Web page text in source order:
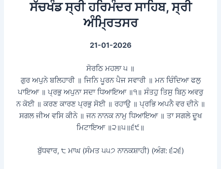
ਸੱਚਖੰਡ ਸ੍ਰੀ ਹਰਿਮੰਦਰ ਸਾਹਿਬ, ਸ੍ਰੀ
ਅੰਮ੍ਰਿਤਸਰ
21-01-2026
ਸੋਰਠਿ ਮਹਲਾ ੫ ॥
ਗੁਰ ਅਪੁਨੇ ਬਲਿਹਾਰੀ ॥ ਜਿਨਿ ਪੂਰਨ ਪੈਜ ਸਵਾਰੀ ॥ ਮਨ ਚਿੰਦਿਆ ਫਲੁ
ਪਾਇਆ ॥ ਪ੍ਰਭੁ ਅਪੁਨਾ ਸਦਾ ਧਿਆਇਆ ॥੧॥ ਸੰਤਹੁ ਤਿਸੁ ਬਿਨੁ ਅਵਰੁ
ਨ ਕੋਈ ॥ ਕਰਣ ਕਾਰਣ ਪ੍ਰਭੁ ਸੋਈ ॥ ਰਹਾਉ ॥ ਪ੍ਰਭਿ ਅਪਨੈ ਵਰ ਦੀਨੇ ॥
ਸਗਲ ਜੀਅ ਵਸਿ ਕੀਨੇ ॥ ਜਨ ਨਾਨਕ ਨਾਮੁ ਧਿਆਇਆ ॥ ਤਾ ਸਗਲੇ ਦੂਖ
ਮਿਟਾਇਆ ॥੨॥੫॥੬੯॥
ਬੁੱਧਵਾਰ, ੮ ਮਾਘ (ਸੰਮਤ ੫੫੭ ਨਾਨਕਸ਼ਾਹੀ) (ਅੰਗ: ੬੨੬)